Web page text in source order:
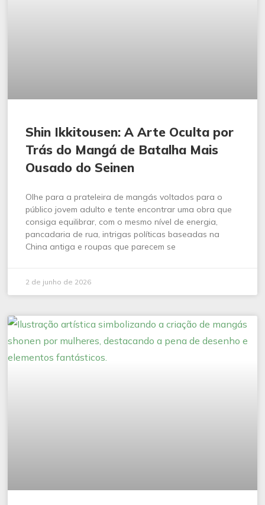
Shin Ikkitousen: A Arte Oculta por
Trás do Mangá de Batalha Mais
Ousado do Seinen
Olhe para a prateleira de mangás voltados para o
público jovem adulto e tente encontrar uma obra que
consiga equilibrar, com o mesmo nível de energia,
pancadaria de rua, intrigas políticas baseadas na
China antiga e roupas que parecem se
2 de junho de 2026